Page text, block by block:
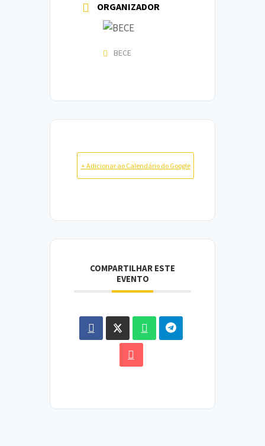
ORGANIZADOR
BECE
+ Adicionar ao Calendário do Google
COMPARTILHAR ESTE
EVENTO